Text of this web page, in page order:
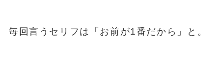
毎回言うセリフは「お前が1番だから」と。